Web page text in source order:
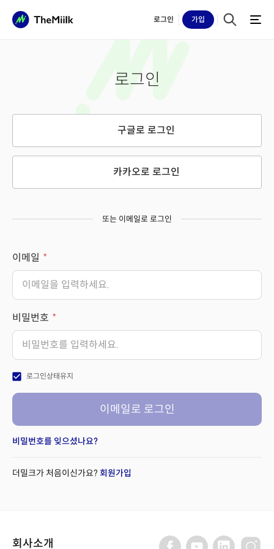
로그인 가입
로그인
구글로 로그인
카카오로 로그인
또는 이메일로 로그인
이메일
비밀번호
check_box 로그인상태유지
이메일로 로그인
비밀번호를 잊으셨나요?
더밀크가 처음이신가요? 회원가입
회사소개